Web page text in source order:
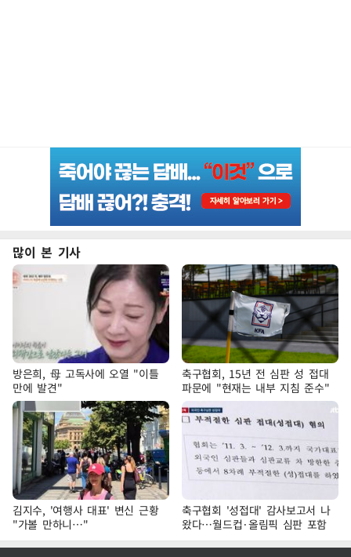
많이 본 기사
방은희, 母 고독사에 오열 "이틀
만에 발견"
축구협회, 15년 전 심판 성 접대
파문에 "현재는 내부 지침 준수"
김지수, '여행사 대표' 변신 근황
"가볼 만하니…"
축구협회 '성접대' 감사보고서 나
왔다…월드컵·올림픽 심판 포함